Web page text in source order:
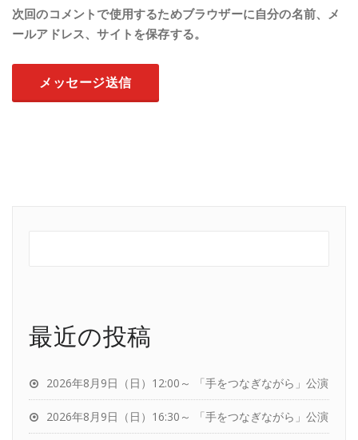
次回のコメントで使用するためブラウザーに自分の名前、メ
ールアドレス、サイトを保存する。
最近の投稿
2026年8月9日（日）12:00～ 「手をつなぎながら」公演
2026年8月9日（日）16:30～ 「手をつなぎながら」公演